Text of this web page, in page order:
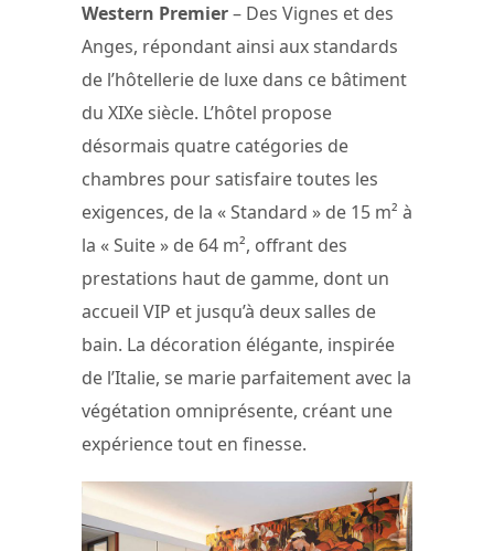
Western Premier– Des Vignes et des
Anges, répondant ainsi aux standards
de l’hôtellerie de luxe dans ce bâtiment
du XIXe siècle. L’hôtel propose
désormais quatre catégories de
chambres pour satisfaire toutes les
exigences, de la « Standard » de 15 m² à
la « Suite » de 64 m², offrant des
prestations haut de gamme, dont un
accueil VIP et jusqu’à deux salles de
bain. La décoration élégante, inspirée
de l’Italie, se marie parfaitement avec la
végétation omniprésente, créant une
expérience tout en finesse.